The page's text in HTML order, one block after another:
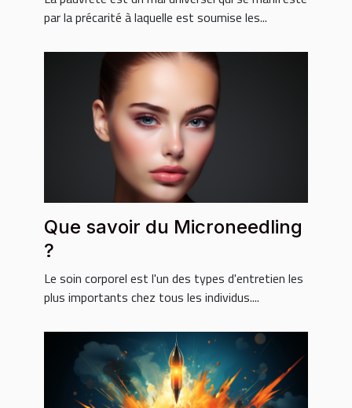
par la précarité à laquelle est soumise les...
Que savoir du Microneedling
?
Le soin corporel est l'un des types d'entretien les
plus importants chez tous les individus....